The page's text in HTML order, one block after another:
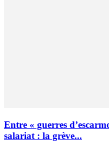
Entre « guerres
salariat : la grève...